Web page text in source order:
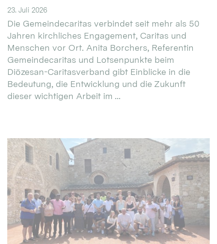
23. Juli 2026
Die Gemeindecaritas verbindet seit mehr als 50
Jahren kirchliches Engagement, Caritas und
Menschen vor Ort. Anita Borchers, Referentin
Gemeindecaritas und Lotsenpunkte beim
Diözesan-Caritasverband gibt Einblicke in die
Bedeutung, die Entwicklung und die Zukunft
dieser wichtigen Arbeit im ...